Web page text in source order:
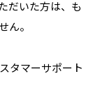
だいた方は、も
ん。
タマーサポート